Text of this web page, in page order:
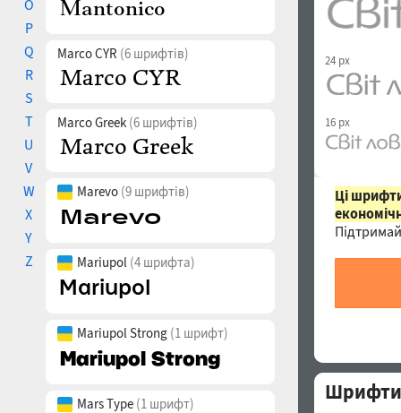
O
P
Q
R
S
T
U
V
W
X
Y
Z
Marco CYR (6 шрифтів)
Marco Greek (6 шрифтів)
Marevo (9 шрифтів)
Mariupol (4 шрифта)
Mariupol Strong (1 шрифт)
Mars Type (1 шрифт)
24 px
16 px
Ці
Шрифти